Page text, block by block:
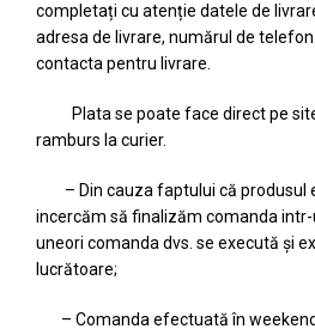
completați cu atenție datele de
adresa de livrare, numărul de
contacta pentru livrare.
Plata se poate face direct pe
ramburs la curier.
– Din cauza faptului că produsul
incercăm să finalizăm comanda
uneori comanda dvs. se execută și
lucrătoare;
– Comanda efectuată în